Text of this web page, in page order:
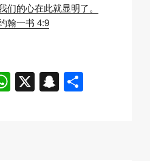
们的心在此就显明了。
翰一书 4:9
W X S